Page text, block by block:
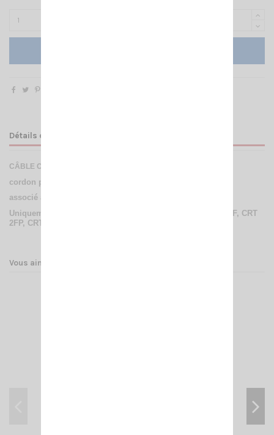
Détails du produit
CÂBLE CHARGEUR AVEC PRISE ALLUME CIGARE
cordon pour recharger votre talky walky dans un véhicule,
associé avec le socle du chargeur de table
Uniquement pour les modèles CRT 7WP, CRT 8WP, CRT 4CF, CRT
2FP, CRT 1FP.
Vous aimerez aussi